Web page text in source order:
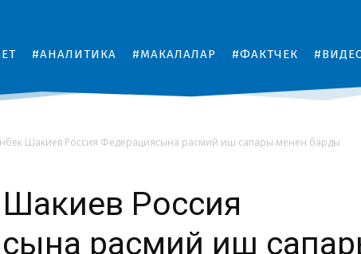
#АНАЛИТИКА #МАКАЛАЛАР #ФАКТЧЕК
Шакиев Россия Федерациясына расмий иш сапары менен барды
Россия
расмий иш